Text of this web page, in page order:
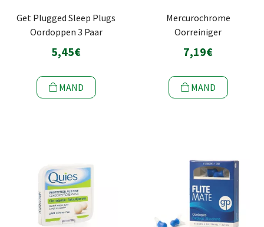
Get Plugged Sleep Plugs
Oordoppen 3 Paar
5,45€
MAND
Mercurochrome
Oorreiniger
7,19€
MAND